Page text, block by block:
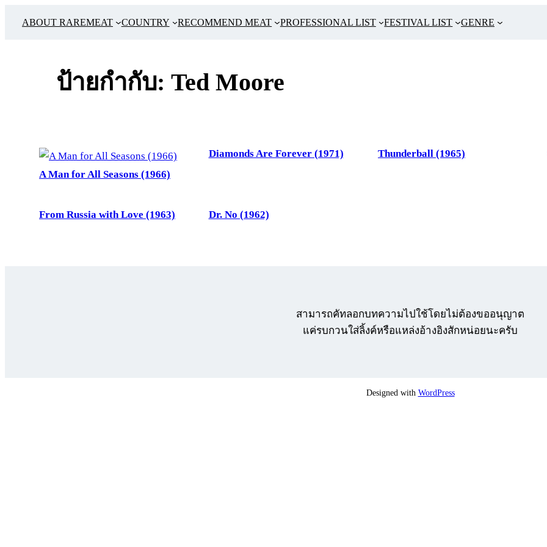
ABOUT RAREMEAT COUNTRY RECOMMEND MEAT PROFESSIONAL LIST FESTIVAL LIST GENRE
ป้ายกำกับ: Ted Moore
A Man for All Seasons (1966)
Diamonds Are Forever (1971) Thunderball (1965)
From Russia with Love (1963) Dr. No (1962)
สามารถคัทลอกบทความไปใช้โดยไม่ต้องขออนุญาต
แค่รบกวนใส่ลิ้งค์หรือแหล่งอ้างอิงสักหน่อยนะครับ
Designed with WordPress